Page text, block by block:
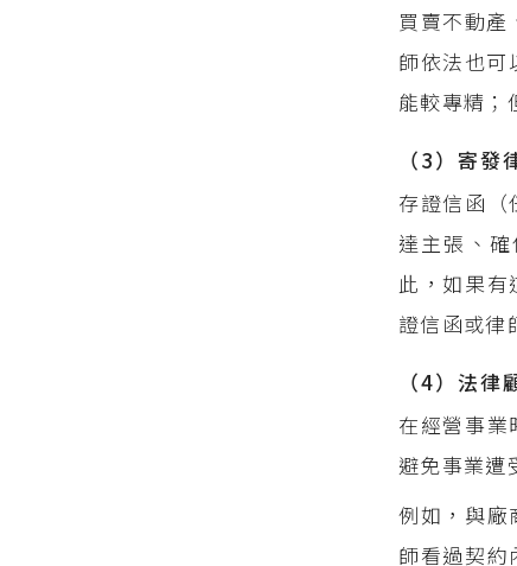
買賣不動
師依法也可
能較專精；
（3）寄發
存證信函
達主張、
此，如果
證信函或律
（4）法律
在經營事業
避免事業遭
例如，與廠
師看過契約